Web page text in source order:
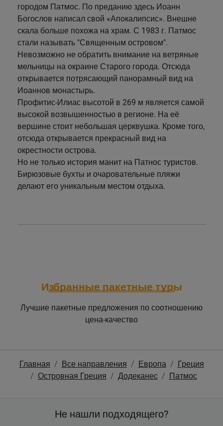
городом Патмос. По преданию здесь Иоанн
Богослов написал свой «Апокалипсис». Внешне
скала больше похожа на храм. С 1983 г. Патмос
стали называть "Священным островом".
Невозможно не обратить внимание на ветряные
мельницы на окраине Старого города. Отсюда
открывается потрясающий панорамный вид на
Иоаннов монастырь.
Профитис-Илиас высотой в 269 м является самой
высокой возвышенностью в регионе. На её
вершине стоит небольшая церквушка. Кроме того,
отсюда открывается прекрасный вид на
окрестности острова.
Но не только история манит на Патнос туристов.
Бирюзовые бухты и очаровательные пляжи
делают его уникальным местом отдыха.
Избранные пакетные туры
Лучшие пакетные предложения по соотношению
цена-качество
Главная Все направления Европа
Греция
Островная Греция
Додеканес Патмос
Не нашли подходящего?